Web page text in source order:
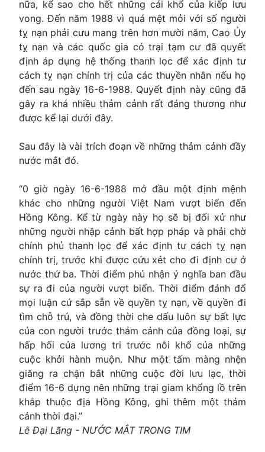
nữa, kể sao cho hết những cái khổ của kiếp lưu
vong. Ðến năm 1988 vì quá mệt mỏi với số người
tỵ nạn phải cưu mang trên hơn mười năm, Cao Ủy
tỵ nạn và các quốc gia có trại tạm cư đã quyết
định áp dụng hệ thống thanh lọc để xác định tư
cách tỵ nạn chính trị của các thuyền nhân nếu họ
đến sau ngày 16-6-1988. Quyết định này cũng đã
gây ra khá nhiều thảm cảnh rất đáng thương như
được kể lại dưới đây.
Sau đây là vài trích đoạn về những thảm cảnh đầy
nước mắt đó.
“0 giờ ngày 16-6-1988 mở đầu một định mệnh
khác cho những người Việt Nam vượt biển đến
Hồng Kông. Kể từ ngày này họ sẽ bị đối xử như
những người nhập cảnh bất hợp pháp và phải chờ
chính phủ thanh lọc để xác định tư cách tỵ nạn
chính trị, trước khi được cứu xét cho đi định cư ở
nước thứ ba. Thời điểm phủ nhận ý nghĩa ban đầu
sự ra đi của người vượt biển. Thời điểm đánh đổ
mọi luận cứ sắp sẵn về quyền tỵ nạn, về quyền đi
tìm chỗ trú, và đồng thời che dấu luôn sự bất lực
của con người trước thảm cảnh của đồng loại, sự
hấp hối của lương tri trước nỗi khổ của những
cuộc khởi hành muộn. Như một tấm màng nhện
giăng ra chận bắt những cuộc đời lưu lạc, thời
điểm 16-6 dựng nên những trại giam khổng lồ trên
khắp thuộc địa Hồng Kông, ghi thêm một thảm
cảnh thời đại.”
Lê Ðại Lãng - NƯỚC MẮT TRONG TIM